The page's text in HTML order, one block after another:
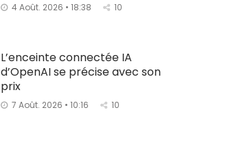
4 Août. 2026 • 18:38 10
L’enceinte connectée IA
d’OpenAI se précise avec son
prix
7 Août. 2026 • 10:16 10